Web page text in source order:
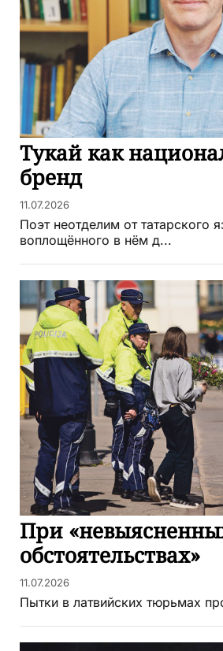
Тукай как
бренд
11.07.2026
Поэт неотделим от татарского
воплощённого в нём д...
При
обстоятельствах»
11.07.2026
Пытки в латвийских тюрьмах